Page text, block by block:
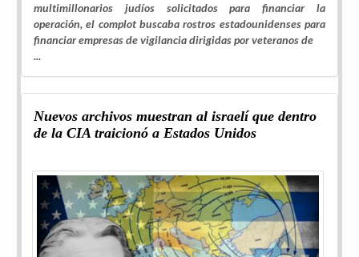
multimillonarios judíos solicitados para financiar la
operación, el complot buscaba rostros estadounidenses para
financiar empresas de vigilancia dirigidas por veteranos de
...
Nuevos archivos muestran al israelí que dentro
de la CIA traicionó a Estados Unidos